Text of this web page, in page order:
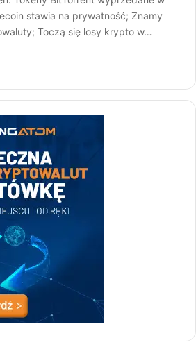
stawia na prywatność; Znamy
Toczą się losy krypto w…